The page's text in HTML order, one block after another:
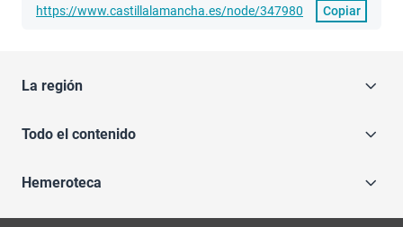
https://www.castillalamancha.es/node/347980
Copiar
La región
Todo el contenido
Hemeroteca